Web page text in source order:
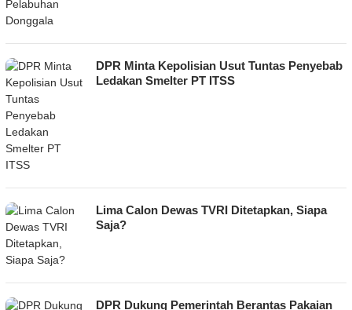
DPR Minta Kepolisian Usut Tuntas Penyebab
Ledakan Smelter PT ITSS
Lima Calon Dewas TVRI Ditetapkan, Siapa
Saja?
DPR Dukung Pemerintah Berantas Pakaian